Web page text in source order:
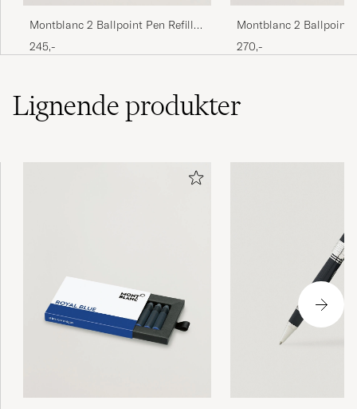
Montblanc 2 Ballpoint Pen Refill
Royal Blue
245,-
Montblanc 2 Ballpoint
Barbados Blue
270,-
Lignendeprodukter